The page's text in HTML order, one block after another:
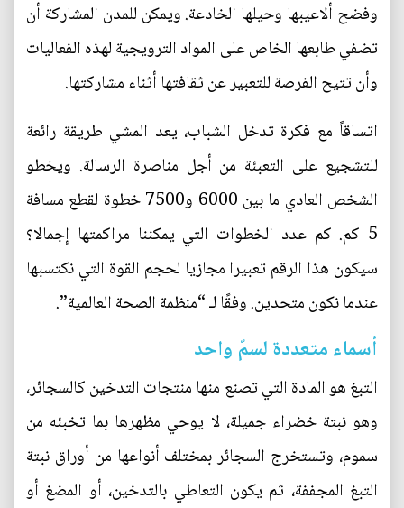
وفضح ألاعيبها وحيلها الخادعة. ويمكن للمدن المشاركة أن
تضفي طابعها الخاص على المواد الترويجية لهذه الفعاليات
وأن تتيح الفرصة للتعبير عن ثقافتها أثناء مشاركتها.
اتساقاً مع فكرة تدخل الشباب، يعد المشي طريقة رائعة
للتشجيع على التعبئة من أجل مناصرة الرسالة. ويخطو
الشخص العادي ما بين 6000 و7500 خطوة لقطع مسافة
5 كم. كم عدد الخطوات التي يمكننا مراكمتها إجمالا؟
سيكون هذا الرقم تعبيرا مجازيا لحجم القوة التي نكتسبها
عندما نكون متحدين. وفقًا لـ “منظمة الصحة العالمية”.
أسماء متعددة لسمّ واحد
التبغ هو المادة التي تصنع منها منتجات التدخين كالسجائر،
وهو نبتة خضراء جميلة، لا يوحي مظهرها بما تخبئه من
سموم، وتستخرج السجائر بمختلف أنواعها من أوراق نبتة
التبغ المجففة، ثم يكون التعاطي بالتدخين، أو المضغ أو